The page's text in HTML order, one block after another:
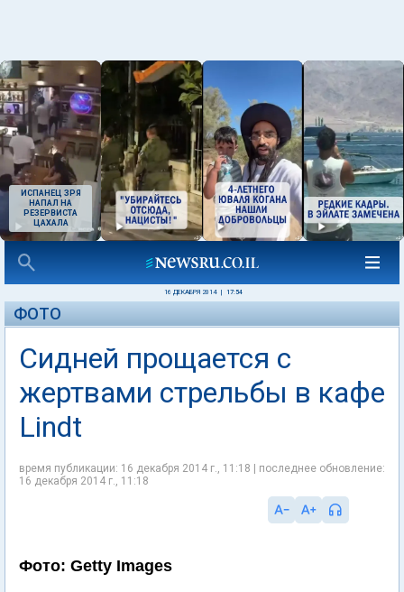
ИСПАНЕЦ ЗРЯ
НАПАЛ НА
РЕЗЕРВИСТА
ЦАХАЛА
16 ДЕКАБРЯ 2014 17:54
ФОТО
Сидней прощается с
жертвами стрельбы в кафе
Lindt
время публикации: 16 декабря 2014 г., 11:18 | последнее обновление:
16 декабря 2014 г., 11:18
Фото: Getty Images